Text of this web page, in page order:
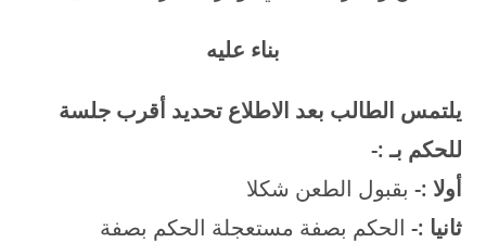
بناء عليه
يلتمس الطالب بعد الاطلاع تحديد أقرب جلسة
للحكم بـ:-
أولا :- بقبول الطعن شكلا
ثانيا :- الحكم بصفة مستعجلة الحكم بصفة